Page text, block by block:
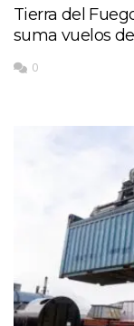
Tierra del
suma vuelos
0